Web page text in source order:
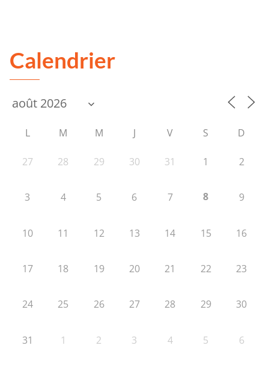
Calendrier
L M M J V S D
27 28 29 30 31 1 2
3 4 5 6 7 8 9
10 11 12 13 14 15 16
17 18 19 20 21 22 23
24 25 26 27 28 29 30
31 1 2 3 4 5 6